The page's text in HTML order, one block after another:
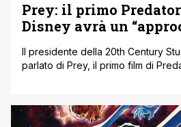
Prey: il primo
Disney avrà un
Il presidente della 20th Century
parlato di Prey, il primo film di
Reporter. Secondo Absell il film sarà uno dei tanti
'approcci audaci verso le amate